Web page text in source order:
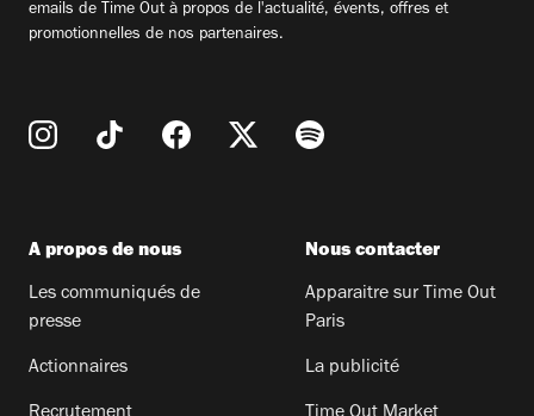
emails de Time Out à propos de l'actualité, évents, offres et
promotionnelles de nos partenaires.
A propos de nous
Les communiqués de
presse
Actionnaires
Nous contacter
Apparaitre sur Time Out
Paris
La publicité